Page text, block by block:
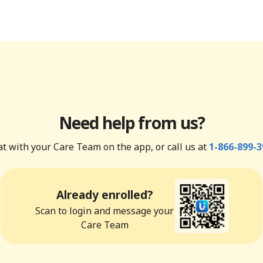
Need help from us?
with your Care Team on the app, or call us at 1-866-899-
Already enrolled?
Scan to login and message your
Care Team